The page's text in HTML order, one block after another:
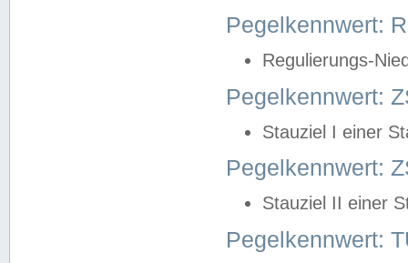
Pegelkennwert:
Regulierungs-
Pegelkennwert:
Stauziel I einer
Pegelkennwert:
Stauziel II einer
Pegelkennwert: